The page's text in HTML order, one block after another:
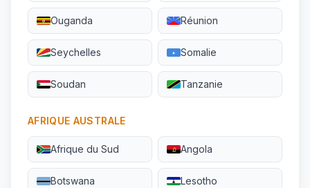
Ouganda Réunion
Seychelles Somalie
Soudan Tanzanie
AFRIQUE AUSTRALE
Afrique du Sud Angola
Botswana Lesotho